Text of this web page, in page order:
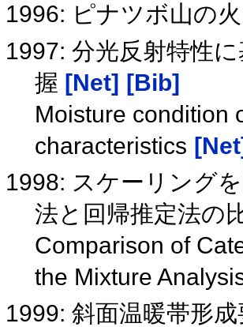
1996: ピナツボ山の
1997: 分光反射特性
握 [Net] [Bib]
Moisture condition
characteristics
1998: スケーリング
法と回帰推定法の
Comparison of
the Mixture
1999: 斜面温暖帯形